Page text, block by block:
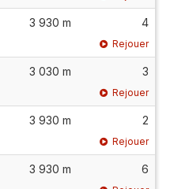
3 930 m 4
Rejouer
3 030 m 3
Rejouer
3 930 m 2
Rejouer
3 930 m 6